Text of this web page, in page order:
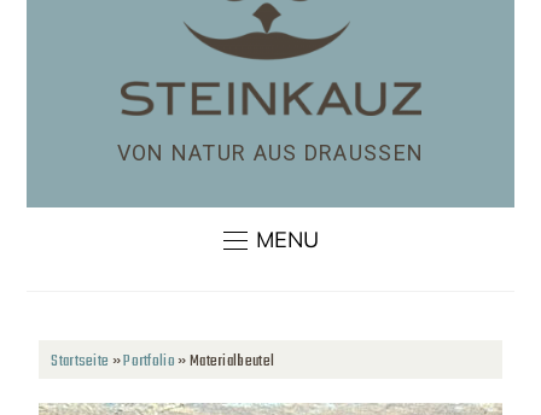
VON NATUR AUS DRAUSSEN
MENU
Startseite »Portfolio»Materialbeutel